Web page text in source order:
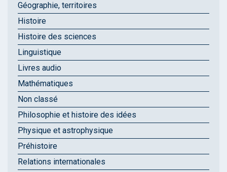
Géographie, territoires
Histoire
Histoire des sciences
Linguistique
Livres audio
Mathématiques
Non classé
Philosophie et histoire des idées
Physique et astrophysique
Préhistoire
Relations internationales